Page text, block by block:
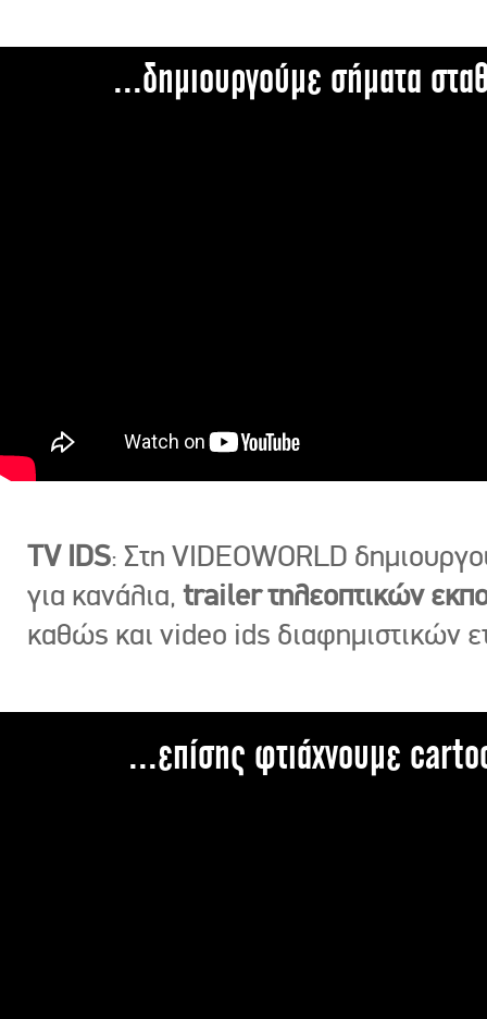
...δημιουργούμε σήματα
TV IDS: Στη VIDEOWORLD
για κανάλια, trailer τηλεοπτικών
καθώς και video ids διαφημιστικών
...επίσης φτιάχνουμε